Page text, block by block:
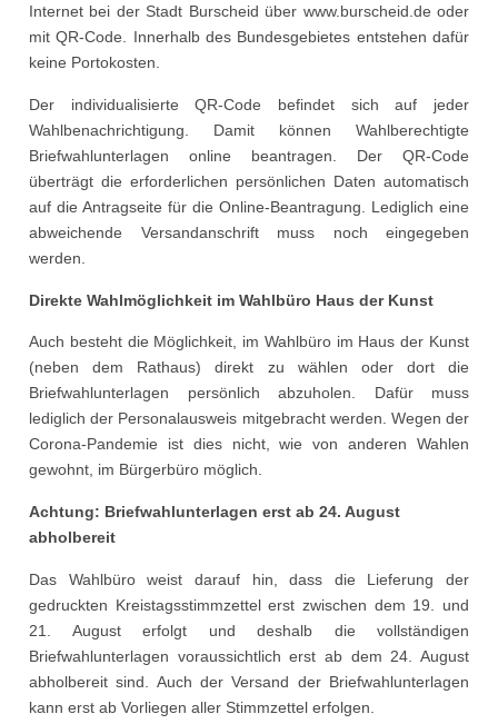
Internet bei der Stadt Burscheid über www.burscheid.de oder
mit QR-Code. Innerhalb des Bundesgebietes entstehen dafür
keine Portokosten.
Der individualisierte QR-Code befindet sich auf jeder
Wahlbenachrichtigung. Damit können Wahlberechtigte
Briefwahlunterlagen online beantragen. Der QR-Code
überträgt die erforderlichen persönlichen Daten automatisch
auf die Antragseite für die Online-Beantragung. Lediglich eine
abweichende Versandanschrift muss noch eingegeben
werden.
Direkte Wahlmöglichkeit im Wahlbüro Haus der Kunst
Auch besteht die Möglichkeit, im Wahlbüro im Haus der Kunst
(neben dem Rathaus) direkt zu wählen oder dort die
Briefwahlunterlagen persönlich abzuholen. Dafür muss
lediglich der Personalausweis mitgebracht werden. Wegen der
Corona-Pandemie ist dies nicht, wie von anderen Wahlen
gewohnt, im Bürgerbüro möglich.
Achtung: Briefwahlunterlagen erst ab 24. August
abholbereit
Das Wahlbüro weist darauf hin, dass die Lieferung der
gedruckten Kreistagsstimmzettel erst zwischen dem 19. und
21. August erfolgt und deshalb die vollständigen
Briefwahlunterlagen voraussichtlich erst ab dem 24. August
abholbereit sind. Auch der Versand der Briefwahlunterlagen
kann erst ab Vorliegen aller Stimmzettel erfolgen.